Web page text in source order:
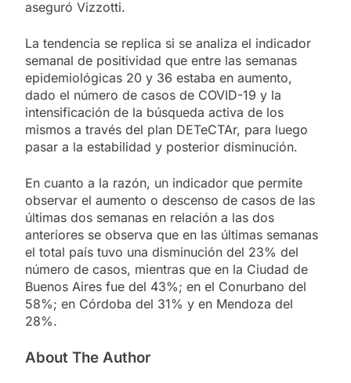
aseguró Vizzotti.
La tendencia se replica si se analiza el indicador
semanal de positividad que entre las semanas
epidemiológicas 20 y 36 estaba en aumento,
dado el número de casos de COVID-19 y la
intensificación de la búsqueda activa de los
mismos a través del plan DETeCTAr, para luego
pasar a la estabilidad y posterior disminución.
En cuanto a la razón, un indicador que permite
observar el aumento o descenso de casos de las
últimas dos semanas en relación a las dos
anteriores se observa que en las últimas semanas
el total país tuvo una disminución del 23% del
número de casos, mientras que en la Ciudad de
Buenos Aires fue del 43%; en el Conurbano del
58%; en Córdoba del 31% y en Mendoza del
28%.
About The Author